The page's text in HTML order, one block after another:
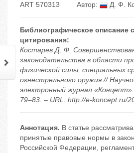
ART 570313 Автор: Д. Ф.
Библиографическое описание
цитирования:
Костарев Д. Ф.
законодательства в области
физической силы, специальных
огнестрельного оружия //
электронный журнал
79–83. – URL: http://e-koncept.ru/
Аннотация. В статье
принятые правовые нормы в
Российской Федерации,